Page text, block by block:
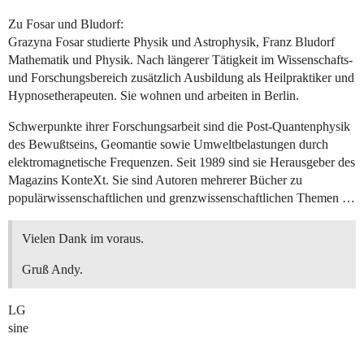
Zu Fosar und Bludorf:
Grazyna Fosar studierte Physik und Astrophysik, Franz Bludorf
Mathematik und Physik. Nach längerer Tätigkeit im Wissenschafts-
und Forschungsbereich zusätzlich Ausbildung als Heilpraktiker und
Hypnosetherapeuten. Sie wohnen und arbeiten in Berlin.
Schwerpunkte ihrer Forschungsarbeit sind die Post-Quantenphysik
des Bewußtseins, Geomantie sowie Umweltbelastungen durch
elektromagnetische Frequenzen. Seit 1989 sind sie Herausgeber des
Magazins KonteXt. Sie sind Autoren mehrerer Bücher zu
populärwissenschaftlichen und grenzwissenschaftlichen Themen …
Vielen Dank im voraus.
Gruß Andy.
LG
sine